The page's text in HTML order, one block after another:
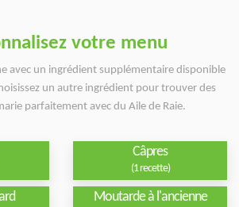
votre menu
avec un ingrédient supplémentaire disponible
un autre ingrédient pour trouver des
parfaitement avec du Aile de Raie.
Câpres
(1 recette)
Moutarde à l'ancienne